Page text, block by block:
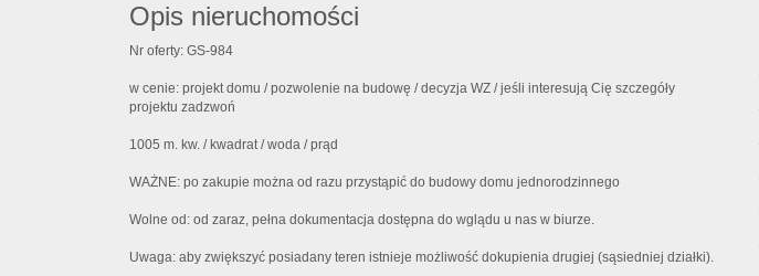
Opis nieruchomości
Nr oferty: GS-984
w cenie: projekt domu / pozwolenie na budowę / decyzja WZ / jeśli interesują Cię szczegóły
projektu zadzwoń
1005 m. kw. / kwadrat / woda / prąd
WAŻNE: po zakupie można od razu przystąpić do budowy domu jednorodzinnego
Wolne od: od zaraz, pełna dokumentacja dostępna do wglądu u nas w biurze.
Uwaga: aby zwiększyć posiadany teren istnieje możliwość dokupienia drugiej (sąsiedniej działki).